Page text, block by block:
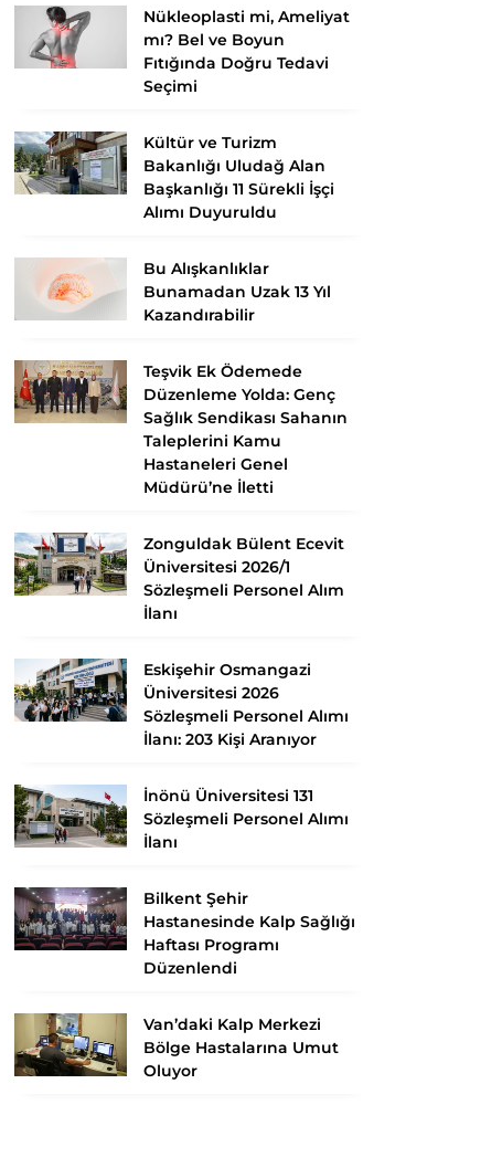
Nükleoplasti mi, Ameliyat
mı? Bel ve Boyun
Fıtığında Doğru Tedavi
Seçimi
Kültür ve Turizm
Bakanlığı Uludağ Alan
Başkanlığı 11 Sürekli İşçi
Alımı Duyuruldu
Bu Alışkanlıklar
Bunamadan Uzak 13 Yıl
Kazandırabilir
Teşvik Ek Ödemede
Düzenleme Yolda: Genç
Sağlık Sendikası Sahanın
Taleplerini Kamu
Hastaneleri Genel
Müdürü’ne İletti
Zonguldak Bülent Ecevit
Üniversitesi 2026/1
Sözleşmeli Personel Alım
İlanı
Eskişehir Osmangazi
Üniversitesi 2026
Sözleşmeli Personel Alımı
İlanı: 203 Kişi Aranıyor
İnönü Üniversitesi 131
Sözleşmeli Personel Alımı
İlanı
Bilkent Şehir
Hastanesinde Kalp Sağlığı
Haftası Programı
Düzenlendi
Van’daki Kalp Merkezi
Bölge Hastalarına Umut
Oluyor